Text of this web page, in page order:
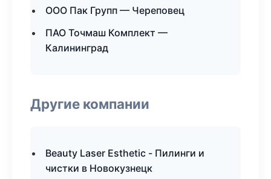
ООО Пак Групп — Череповец
ПАО Точмаш Комплект —
Калининград
Другие компании
Beauty Laser Esthetic - Пилинги и
чистки в Новокузнецк